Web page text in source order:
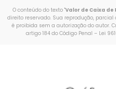
O conteúdo do texto "Valor de Caixa
direito reservado. Sua reprodução,
é proibida sem a autorização do autor.
artigo 184 do Código Penal – Lei